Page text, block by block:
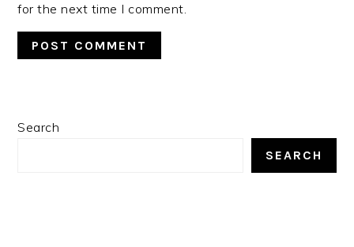
for the next time I comment.
PRIMARY
Search
SEARCH